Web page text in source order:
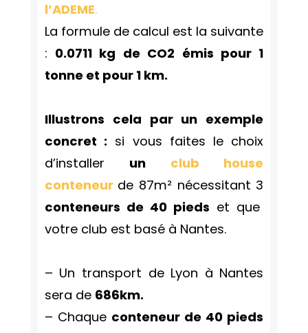
l’ADEME.
La formule de calcul est la suivante
: 0.0711 kg de CO2 émis pour 1
tonne et pour 1 km.
Illustrons cela par un exemple
concret : si vous faites le choix
d’installer un club house
conteneur de 87m² nécessitant 3
conteneurs de 40 pieds et que
votre club est basé à Nantes.
– Un transport de Lyon à Nantes
sera de 686km.
– Chaque conteneur de 40 pieds